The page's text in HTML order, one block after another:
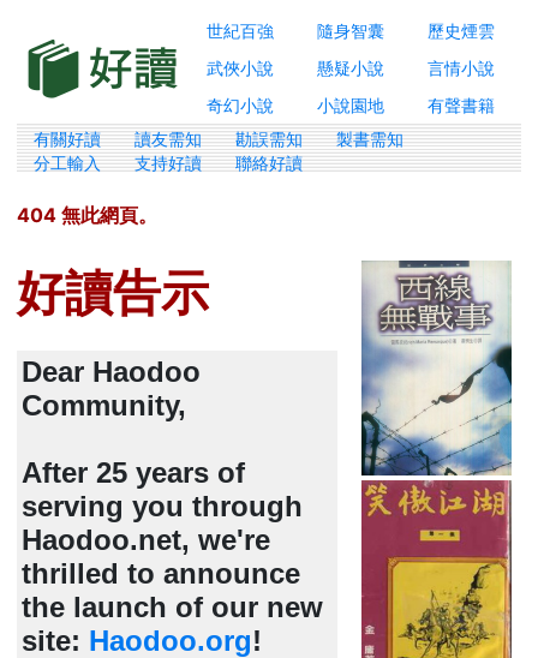
世紀百強 隨身智囊
歷史煙雲
武俠小說
懸疑小說
言情小說
奇幻小說
小說園地 有聲書籍
有關好讀 讀友需知 勘誤需知
製書需知
分工輸入
支持好讀 聯絡好讀
404 無此網頁。
好讀告示
Dear Haodoo
Community,
After 25 years of
serving you through
Haodoo.net, we're
thrilled to announce
the launch of our new
site: Haodoo.org!